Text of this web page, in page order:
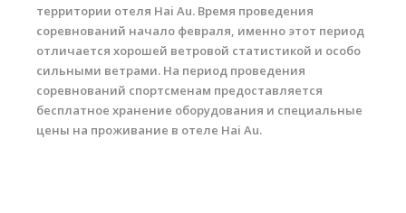
Обучение Виндсерфингу
Прокат виндсерфинга и винг фойла
Классический серфинг и SUP
Продажа оборудования
территории отеля Hai Au. Время проведения
соревнований начало февраля, именно этот период
отличается хорошей ветровой статистикой и особо
сильными ветрами. На период проведения
соревнований спортсменам предоставляется
бесплатное хранение оборудования и специальные
цены на проживание в отеле Hai Au.